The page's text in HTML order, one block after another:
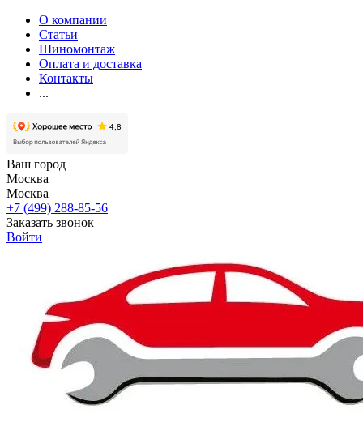
О компании
Статьи
Шиномонтаж
Оплата и доставка
Контакты
...
Ваш город
Москва
Москва
+7 (499) 288-85-56
Заказать звонок
Войти